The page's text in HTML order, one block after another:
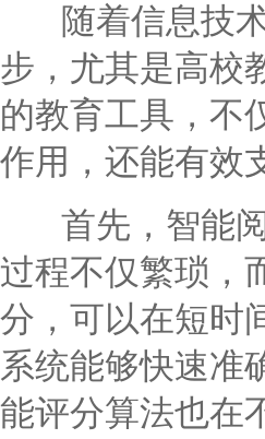
随着信息技术
步，尤其是高校
的教育工具，不
作用，还能有效
首先，智能阅
过程不仅繁琐，
分，可以在短时
系统能够快速准
能评分算法也在